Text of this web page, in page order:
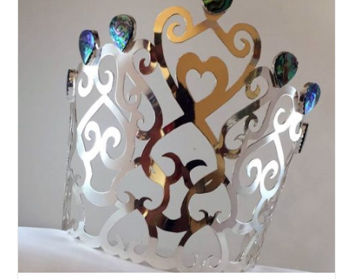
Técnica
De
Joyería
Del
Atlántico